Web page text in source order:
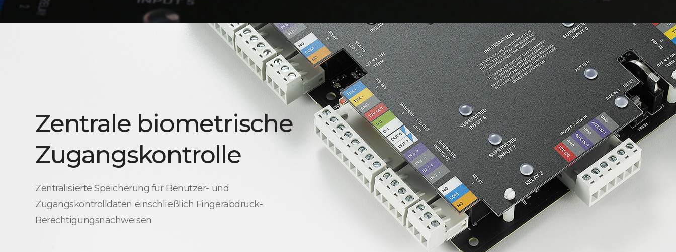
Zentrale biometrische
Zugangskontrolle
Zentralisierte Speicherung für Benutzer- und
Zugangskontrolldaten einschließlich Fingerabdruck-
Berechtigungsnachweisen